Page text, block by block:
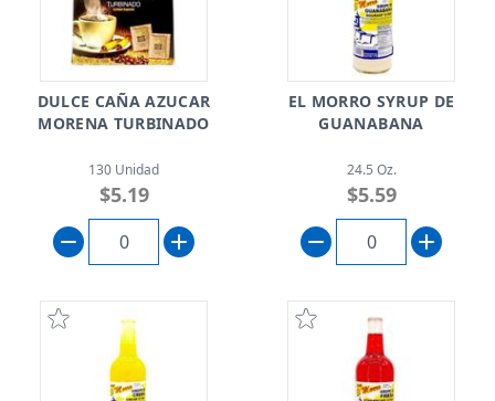
DULCE CAÑA AZUCAR
MORENA TURBINADO
130 Unidad
$5.19
EL MORRO SYRUP DE
GUANABANA
24.5 Oz.
$5.59